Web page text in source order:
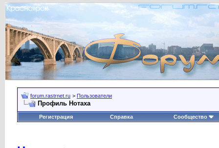
forum.rastrnet.ru > Пользователи
Профиль Нотаха
Регистрация Справка Сообщество